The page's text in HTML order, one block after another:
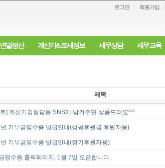
로그인 회원가입
연말정산 계산기&조세정보 세무상담 세무교육
제목
] 계산기경험담을 SNS에 남겨주면 상품드려요^^
기부금영수증 발급안내(성공후원금 후원자용)
기부금영수증 발급안내(정기후원자용)
영수증 출력페이지, 1월 7일 오픈합니다.